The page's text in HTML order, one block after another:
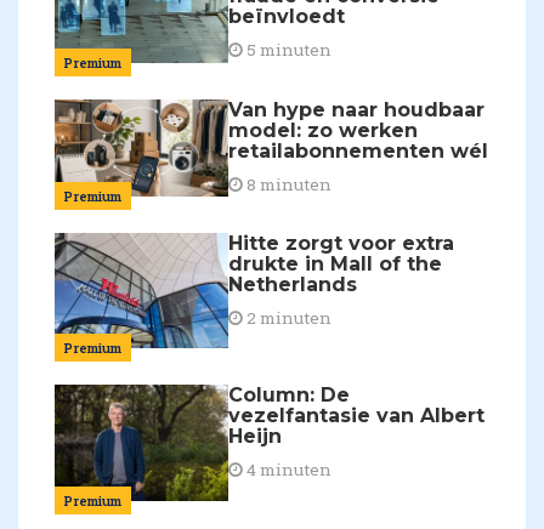
Premium
beïnvloedt
5 minuten
Premium
Van hype naar houdbaar
model: zo werken
retailabonnementen wél
8 minuten
Premium
Hitte zorgt voor extra
drukte in Mall of the
Netherlands
2 minuten
Premium
Column: De
vezelfantasie van Albert
Heijn
4 minuten